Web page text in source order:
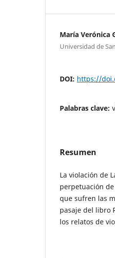
María Verónica
Universidad de
DOI: https://
Palabras clave:
Resumen
La violación de
perpetuación
que sufren las
pasaje del libro
los relatos de